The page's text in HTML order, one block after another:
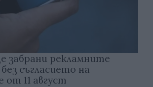
забрани рекламните
съгласието на
11 август